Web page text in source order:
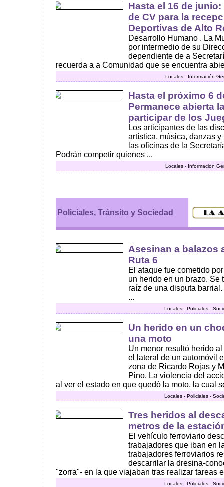
Hasta el 16 de
de CV para la
Deportivas de Alto
Desarrollo Humano . La
por intermedio de su
dependiente de a
recuerda a a Comunidad que se encuentra
Locales - Información
Hasta el próximo 6
Permanece abierta
participar de los
Los articipantes de las
artística, música, danzas
las oficinas de la
Podrán competir quienes ...
Locales - Información
Policiales, Tránsito y Sociedad
Asesinan a balazos
Ruta 6
El ataque fue cometido
un herido en un brazo. Se
raíz de una disputa
...
Locales - Policiales -
Un herido en un
una moto
Un menor resultó herido
el lateral de un automóvil
zona de Ricardo Rojas y
Pino. La violencia del
al ver el estado en que quedó la moto, la cual
Locales - Policiales -
Tres heridos al
metros de la
El vehículo ferroviario
trabajadores que iban en
trabajadores ferroviarios
descarrilar la dresina-
"zorra"- en la que viajaban tras realizar tareas
Locales - Policiales -